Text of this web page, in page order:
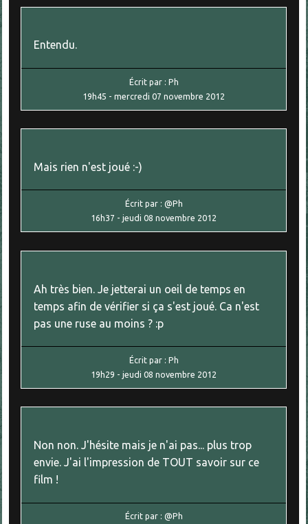
Entendu.
Écrit par : Ph
19h45 -mercredi 07 novembre 2012
Mais rien n'est joué :-)
Écrit par : @Ph
16h37 -jeudi 08 novembre 2012
Ah très bien. Je jetterai un oeil de temps en
temps afin de vérifier si ça s'est joué. Ca n'est
pas une ruse au moins ? :p
Écrit par : Ph
19h29 -jeudi 08 novembre 2012
Non non. J'hésite mais je n'ai pas... plus trop
envie. J'ai l'impression de TOUT savoir sur ce
film !
Écrit par : @Ph